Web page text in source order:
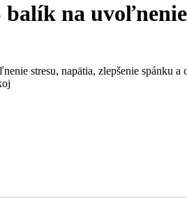
na
stresu, napätia, zlepšenie spánku a